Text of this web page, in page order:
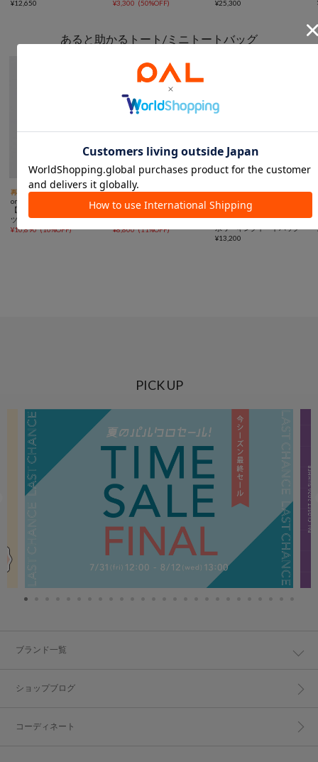
ートバッグ Sサイズ
¥12,650 ¥3,300 (50%OFF) ¥25,300
あると助かるトート/ミニトートバッグ
再入荷 TIME SALE 予約 
one after another NICE CLAUP
【LouLoumei】ビジューロゴ
ツイードキャリーオントート/
推し活
¥10,890 (10%OFF)
TIME SALE 予約 NEW
one after another NICE CLAUP
【LouLoumei】ビジューロゴ
ツイードミニトート/推し活
¥8,800 (11%OFF)
予約 動画
COLLAGE
GALLARDAGALANTE
【強撥水/PC収納可◎】強撥
水ワーキングトートバッグ
¥13,200
PICK UP
ブランド一覧
ショップブログ
コーディネート